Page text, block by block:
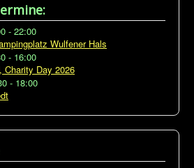
- 22:00
Wulfener Hals
- 16:00
Charity Day 2026
- 18:00